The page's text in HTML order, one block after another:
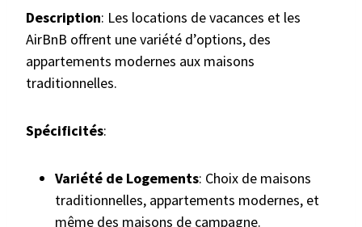
Description: Les locations de vacances et les
AirBnB offrent une variété d’options, des
appartements modernes aux maisons
traditionnelles.
Spécificités:
Variété de Logements: Choix de maisons
traditionnelles, appartements modernes, et
même des maisons de campagne.